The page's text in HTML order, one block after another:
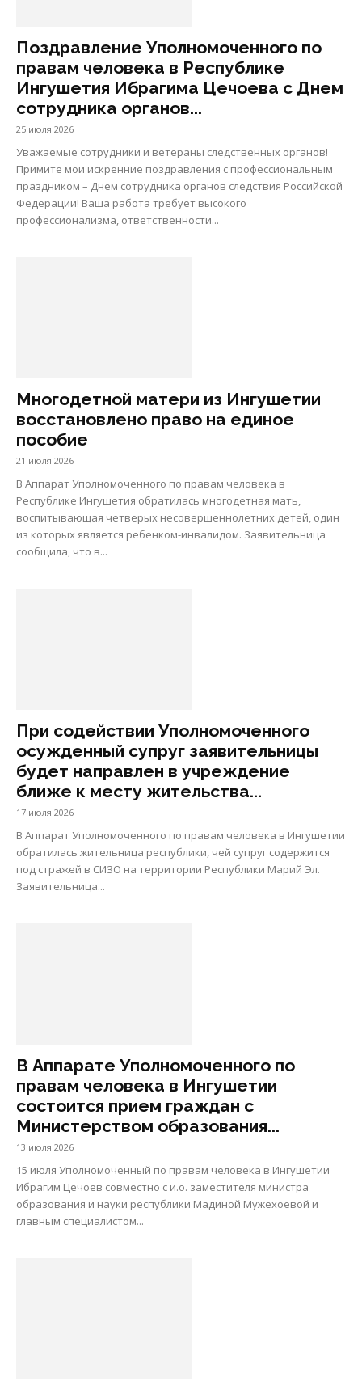
Поздравление Уполномоченного по
правам человека в Республике
Ингушетия Ибрагима Цечоева с Днем
сотрудника органов...
25 июля 2026
Уважаемые сотрудники и ветераны следственных органов!
Примите мои искренние поздравления с профессиональным
праздником – Днем сотрудника органов следствия Российской
Федерации! Ваша работа требует высокого
профессионализма, ответственности...
Многодетной матери из Ингушетии
восстановлено право на единое
пособие
21 июля 2026
В Аппарат Уполномоченного по правам человека в
Республике Ингушетия обратилась многодетная мать,
воспитывающая четверых несовершеннолетних детей, один
из которых является ребенком-инвалидом. Заявительница
сообщила, что в...
При содействии Уполномоченного
осужденный супруг заявительницы
будет направлен в учреждение
ближе к месту жительства...
17 июля 2026
В Аппарат Уполномоченного по правам человека в Ингушетии
обратилась жительница республики, чей супруг содержится
под стражей в СИЗО на территории Республики Марий Эл.
Заявительница...
В Аппарате Уполномоченного по
правам человека в Ингушетии
состоится прием граждан с
Министерством образования...
13 июля 2026
15 июля Уполномоченный по правам человека в Ингушетии
Ибрагим Цечоев совместно с и.о. заместителя министра
образования и науки республики Мадиной Мужехоевой и
главным специалистом...